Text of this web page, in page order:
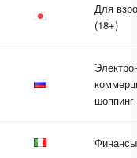
Для
(18+)
шоппинг
Финансы